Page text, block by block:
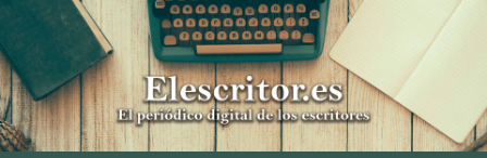
Skip
to
content
Elescritor.es
El periódico digital de los escritores